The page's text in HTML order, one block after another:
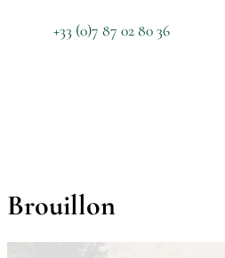
+33 (0)7 87 02 80 36
Brouillon